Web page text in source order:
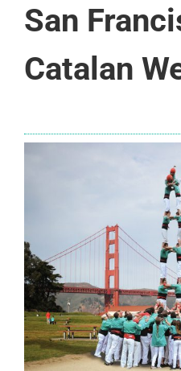
San
Catalan